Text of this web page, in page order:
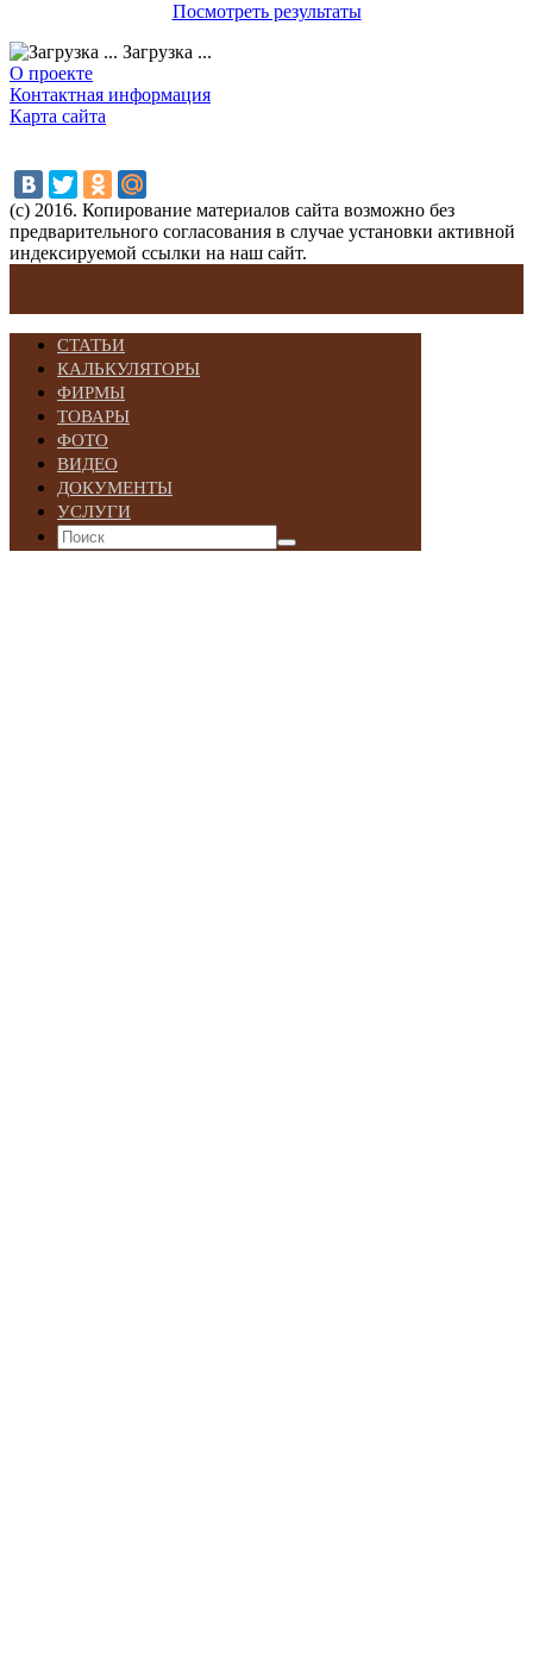
Посмотреть результаты
Загрузка ...
О проекте
Контактная информация
Карта сайта
(с) 2016. Копирование материалов сайта возможно без
предварительного согласования в случае установки активной
индексируемой ссылки на наш сайт.
СТАТЬИ
КАЛЬКУЛЯТОРЫ
ФИРМЫ
ТОВАРЫ
ФОТО
ВИДЕО
ДОКУМЕНТЫ
УСЛУГИ